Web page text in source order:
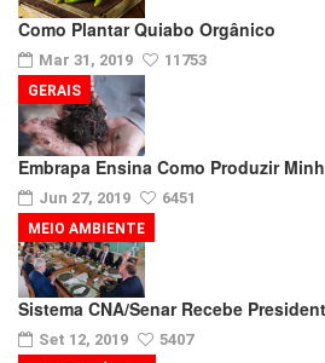
Como Plantar Quiabo Orgânico
Mar 31, 2019 11753
Embrapa Ensina Como Produzir
Jun 27, 2019 6451
GERAIS
Sistema CNA/Senar Recebe
Set 12, 2019 5407
MEIO AMBIENTE